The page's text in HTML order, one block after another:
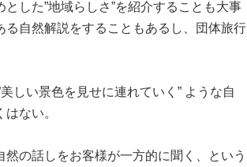
した”地域らしさ”を紹介することも大事
自然解説をすることもあるし、団体旅行
しい景色を見せに連れていく” ような自
ない。
の話しをお客様が一方的に聞く、という